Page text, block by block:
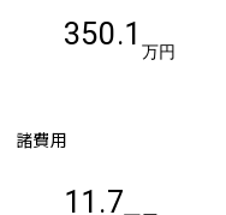
350.1
万円
諸費用
11.7